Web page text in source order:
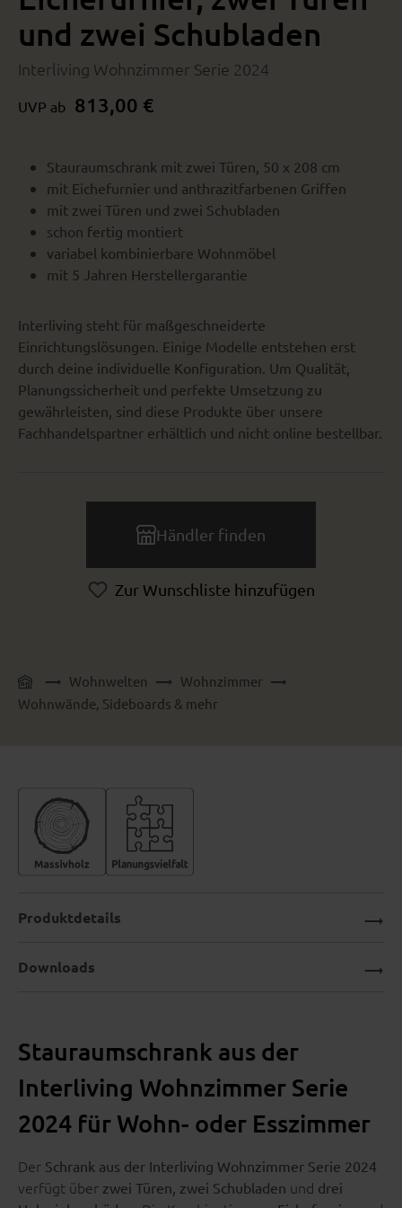
und zwei Schubladen
Interliving Wohnzimmer Serie 2024
UVP ab 813,00 €
Stauraumschrank mit zwei Türen, 50 x 208 cm
mit Eichefurnier und anthrazitfarbenen Griffen
mit zwei Türen und zwei Schubladen
schon fertig montiert
variabel kombinierbare Wohnmöbel
mit 5 Jahren Herstellergarantie
Interliving steht für maßgeschneiderte
Einrichtungslösungen. Einige Modelle entstehen erst
durch deine individuelle Konfiguration. Um Qualität,
Planungssicherheit und perfekte Umsetzung zu
gewährleisten, sind diese Produkte über unsere
Fachhandelspartner erhältlich und nicht online bestellbar.
Händler finden
Zur Wunschliste hinzufügen
Wohnwelten
Wohnzimmer
Wohnwände, Sideboards & mehr
Stauraumschrank aus der
Interliving Wohnzimmer Serie
2024 für Wohn- oder Esszimmer
Der Schrank aus der Interliving Wohnzimmer Serie 2024
verfügt über zwei Türen, zwei Schubladen und drei
Produktdetails
Downloads